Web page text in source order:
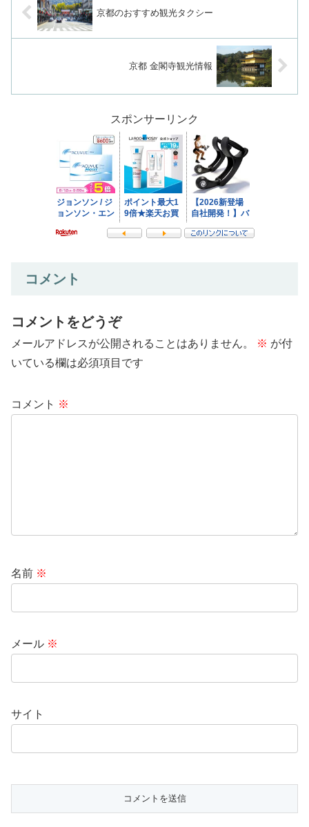
京都のおすすめ観光タクシー
京都 金閣寺観光情報
スポンサーリンク
コメント
コメントをどうぞ
メールアドレスが公開されることはありません。 ※ が付
いている欄は必須項目です
コメント ※
名前 ※
メール ※
サイト